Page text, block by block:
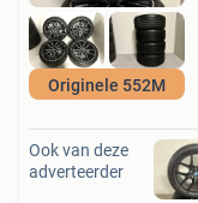
Originele 552M
Ook van deze
adverteerder